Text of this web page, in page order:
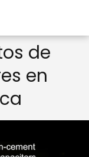
de
en